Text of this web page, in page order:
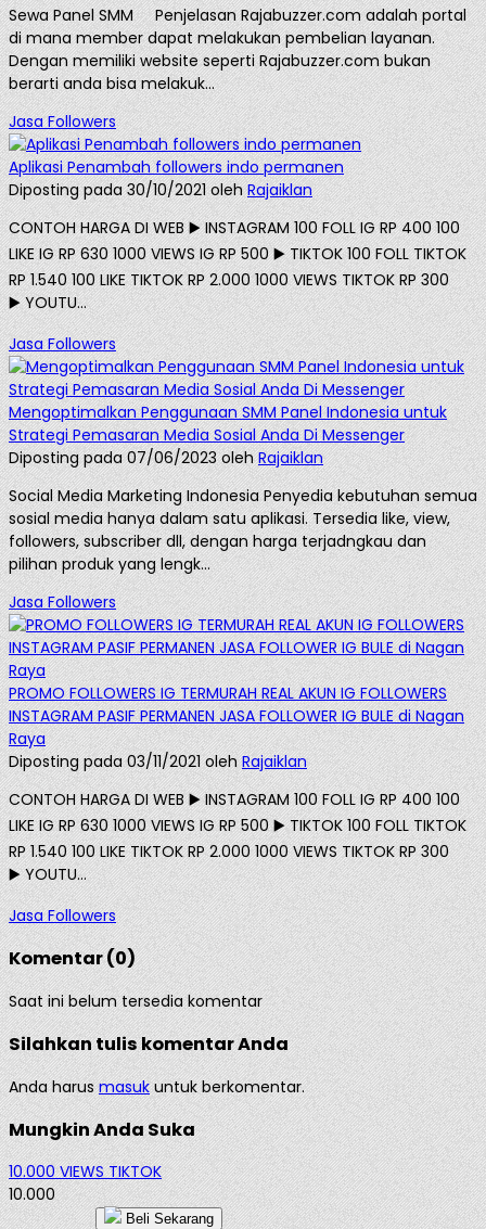
Sewa Panel SMM Penjelasan Rajabuzzer.com adalah portal
di mana member dapat melakukan pembelian layanan.
Dengan memiliki website seperti Rajabuzzer.com bukan
berarti anda bisa melakuk...
Jasa Followers
Aplikasi Penambah followers indo permanen
Diposting pada 30/10/2021 oleh Rajaiklan
CONTOH HARGA DI WEB ▶️ INSTAGRAM 100 FOLL IG RP 400 100
LIKE IG RP 630 1000 VIEWS IG RP 500 ▶️ TIKTOK 100 FOLL TIKTOK
RP 1.540 100 LIKE TIKTOK RP 2.000 1000 VIEWS TIKTOK RP 300
▶️ YOUTU...
Jasa Followers
Mengoptimalkan Penggunaan SMM Panel Indonesia untuk
Strategi Pemasaran Media Sosial Anda Di Messenger
Diposting pada 07/06/2023 olehRajaiklan
Social Media Marketing Indonesia Penyedia kebutuhan semua
sosial media hanya dalam satu aplikasi. Tersedia like, view,
followers, subscriber dll, dengan harga terjadngkau dan
pilihan produk yang lengk...
Jasa Followers
PROMO FOLLOWERS IG TERMURAH REAL AKUN IG FOLLOWERS
INSTAGRAM PASIF PERMANEN JASA FOLLOWER IG BULE di Nagan
Raya
Diposting pada 03/11/2021 oleh Rajaiklan
CONTOH HARGA DI WEB ▶️ INSTAGRAM 100 FOLL IG RP 400 100
LIKE IG RP 630 1000 VIEWS IG RP 500 ▶️ TIKTOK 100 FOLL TIKTOK
RP 1.540 100 LIKE TIKTOK RP 2.000 1000 VIEWS TIKTOK RP 300
▶️ YOUTU...
Jasa Followers
Komentar (0)
Saat ini belum tersedia komentar
Silahkan tulis komentar Anda
Anda harusmasukuntuk berkomentar.
Mungkin Anda Suka
10.000 VIEWS TIKTOK
10.000
Beli Sekarang